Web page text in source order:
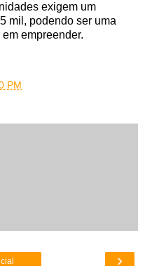
exigem um
mil, podendo ser uma
empreender.
PM
›